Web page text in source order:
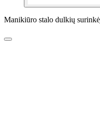
Manikiūro stalo dulkių